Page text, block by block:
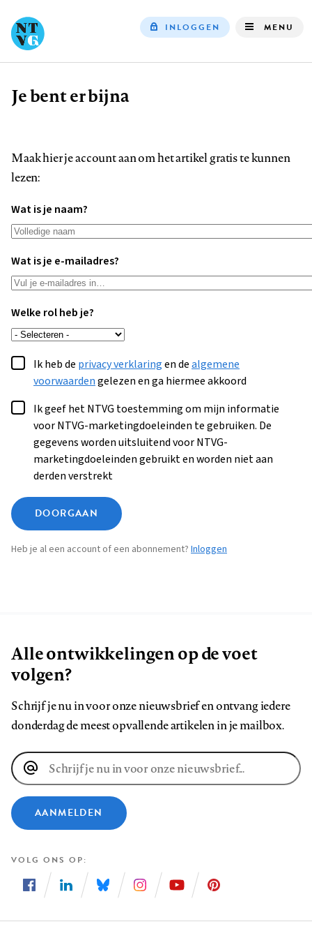
INLOGGEN MENU
Kruimelpad
Je bent er bijna
Maak hier je account aan om het artikel gratis te kunnen
lezen:
Wat is je naam?
Wat is je e-mailadres?
Welke rol heb je?
Ik heb de privacy verklaringen dealgemene
voorwaardengelezen en ga hiermee akkoord
Ik geef het NTVG toestemming om mijn informatie
voor NTVG-marketingdoeleinden te gebruiken. De
gegevens worden uitsluitend voor NTVG-
marketingdoeleinden gebruikt en worden niet aan
derden verstrekt
DOORGAAN
Heb je al een account of een abonnement? Inloggen
Alle ontwikkelingen op de voet
volgen?
Schrijf je nu in voor onze nieuwsbrief en ontvang iedere
donderdag de meest opvallende artikelen in je mailbox.
E-
mailadres
AANMELDEN
VOLG ONS OP
ons
ons
ons
ons
ons
ons